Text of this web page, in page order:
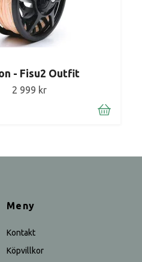
- Fisu2 Outfit
2 999 kr
Meny
Kontakt
Köpvillkor